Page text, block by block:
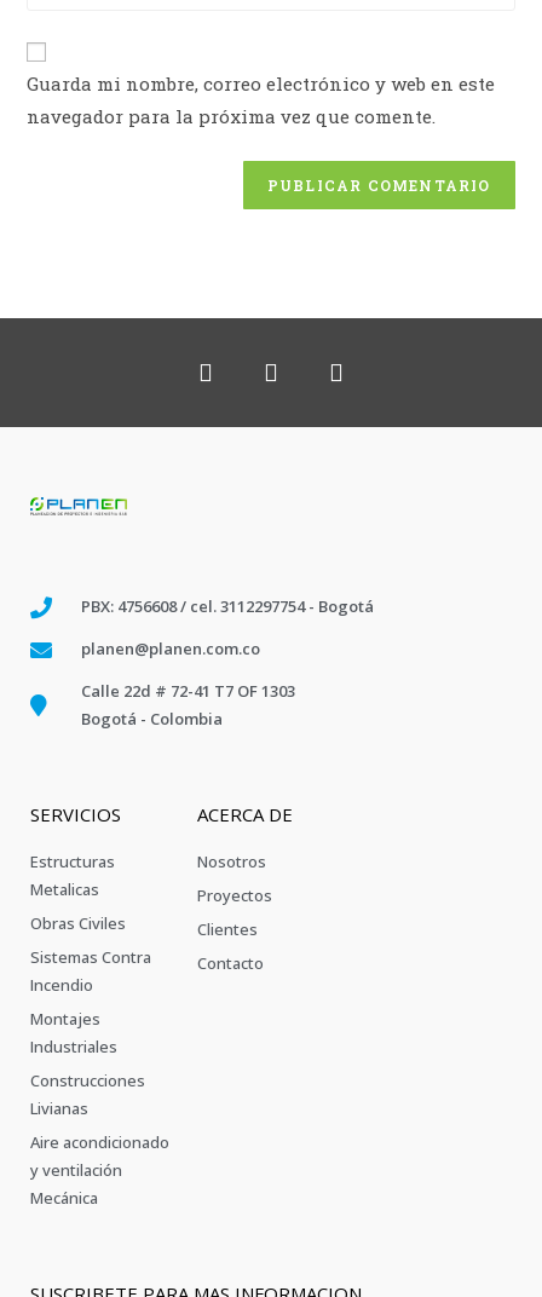
Guarda mi nombre, correo electrónico y web en este
navegador para la próxima vez que comente.
PBX: 4756608 / cel. 3112297754 - Bogotá
planen@planen.com.co
Calle 22d # 72-41 T7 OF 1303
Bogotá - Colombia
SERVICIOS
Estructuras
Metalicas
Obras Civiles
Sistemas Contra
Incendio
Montajes
Industriales
Construcciones
Livianas
Aire acondicionado
y ventilación
Mecánica
ACERCA DE
Nosotros
Proyectos
Clientes
Contacto